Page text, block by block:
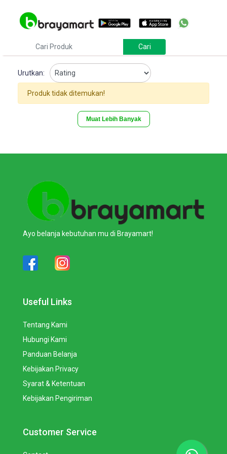
Urutkan:
Produk tidak ditemukan!
Muat Lebih Banyak
Ayo belanja kebutuhan mu di Brayamart!
Useful Links
Tentang Kami
Hubungi Kami
Panduan Belanja
Kebijakan Privacy
Syarat & Ketentuan
Kebijakan Pengiriman
Customer Service